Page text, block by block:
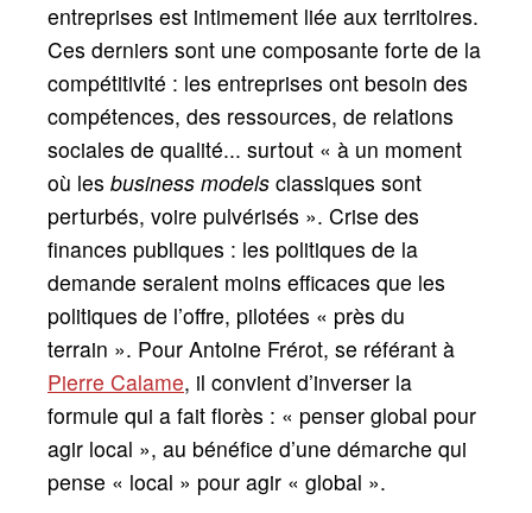
entreprises est intimement liée aux territoires.
Ces derniers sont une composante forte de la
compétitivité : les entreprises ont besoin des
compétences, des ressources, de relations
sociales de qualité... surtout « à un moment
où les business models classiques sont
perturbés, voire pulvérisés ». Crise des
finances publiques : les politiques de la
demande seraient moins efficaces que les
politiques de l’offre, pilotées « près du
terrain ». Pour Antoine Frérot, se référant à
Pierre Calame, il convient d’inverser la
formule qui a fait florès : « penser global pour
agir local », au bénéfice d’une démarche qui
pense « local » pour agir « global ».